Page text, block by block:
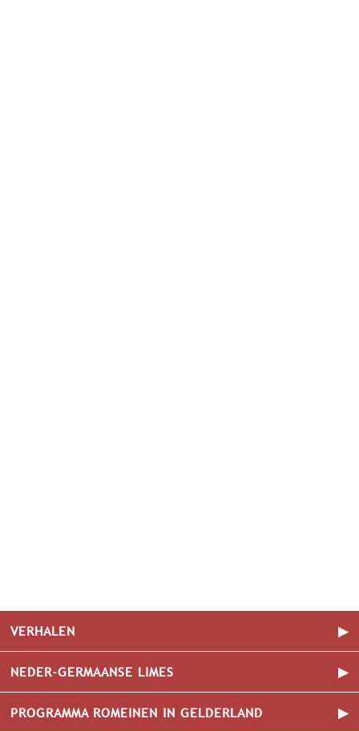
VERHALEN
E
H
NEDER-GERMAANSE LIMES
EPROGRAMMA ROMEINEN IN GELDERLAND